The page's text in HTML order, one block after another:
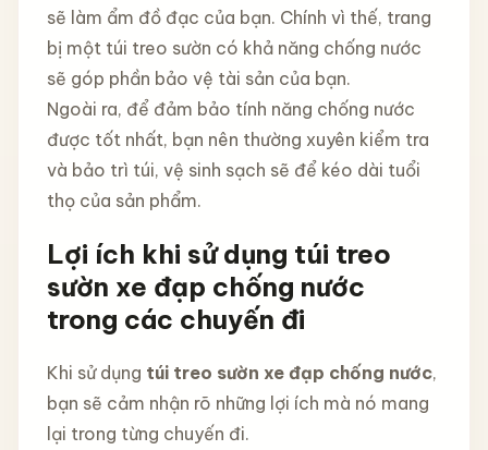
sẽ làm ẩm đồ đạc của bạn. Chính vì thế, trang
bị một túi treo sườn có khả năng chống nước
sẽ góp phần bảo vệ tài sản của bạn.
Ngoài ra, để đảm bảo tính năng chống nước
được tốt nhất, bạn nên thường xuyên kiểm tra
và bảo trì túi, vệ sinh sạch sẽ để kéo dài tuổi
thọ của sản phẩm.
Lợi ích khi sử dụng túi treo
sườn xe đạp chống nước
trong các chuyến đi
Khi sử dụng túi treo sườn xe đạp chống nước,
bạn sẽ cảm nhận rõ những lợi ích mà nó mang
lại trong từng chuyến đi.